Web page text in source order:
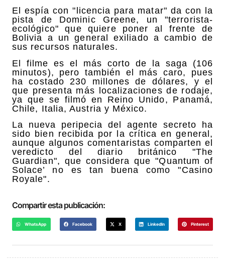
El espía con "licencia para matar" da con la
pista de Dominic Greene, un "terrorista-
ecológico" que quiere poner al frente de
Bolivia a un general exiliado a cambio de
sus recursos naturales.
El filme es el más corto de la saga (106
minutos), pero también el más caro, pues
ha costado 230 millones de dólares, y el
que presenta más localizaciones de rodaje,
ya que se filmó en Reino Unido, Panamá,
Chile, Italia, Austria y México.
La nueva peripecia del agente secreto ha
sido bien recibida por la crítica en general,
aunque algunos comentaristas comparten el
veredicto del diario británico "The
Guardian", que considera que "Quantum of
Solace’ no es tan buena como "Casino
Royale".
Compartir esta publicación:
WhatsApp Facebook X LinkedIn Pinterest